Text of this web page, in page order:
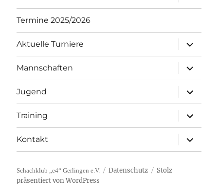
Termine 2025/2026
Aktuelle Turniere
öffnen
Mannschaften
öffnen
Jugend
öffnen
Training
öffnen
Kontakt
öffnen
Schachklub „e4“ Gerlingen e.V. Datenschutz
Stolz
präsentiert von WordPress